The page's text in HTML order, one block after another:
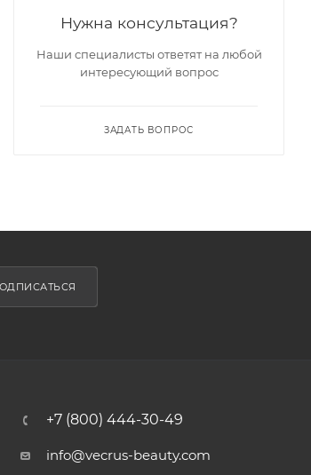
Нужна консультация?
Наши специалисты ответят на любой
интересующий вопрос
ЗАДАТЬ ВОПРОС
+7 (800) 444-30-49
info@vecrus-beauty.com